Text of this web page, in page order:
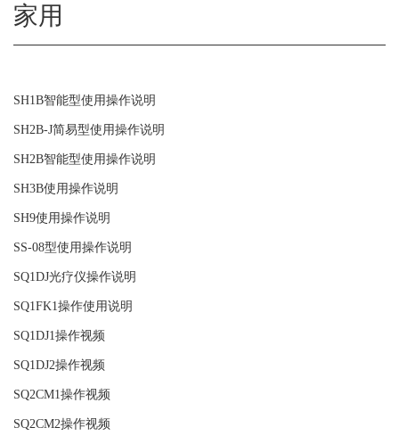
家用
SH1B智能型使用操作说明
SH2B-J简易型使用操作说明
SH2B智能型使用操作说明
SH3B使用操作说明
SH9使用操作说明
SS-08型使用操作说明
SQ1DJ光疗仪操作说明
SQ1FK1操作使用说明
SQ1DJ1操作视频
SQ1DJ2操作视频
SQ2CM1操作视频
SQ2CM2操作视频